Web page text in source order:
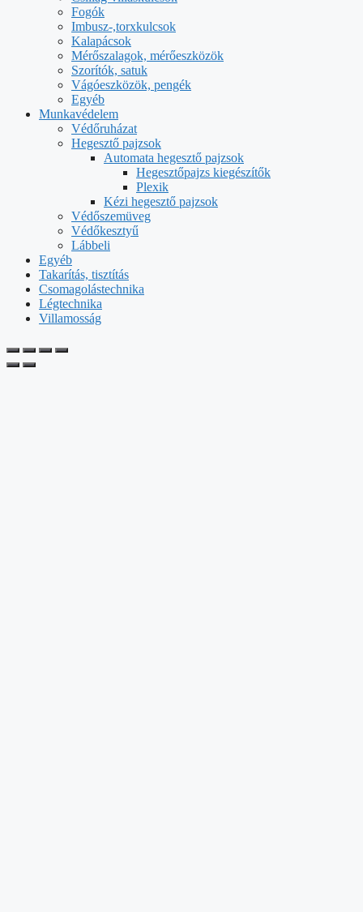
Fogók
Imbusz-,torxkulcsok
Kalapácsok
Mérőszalagok, mérőeszközök
Szorítók, satuk
Vágóeszközök, pengék
Egyéb
Munkavédelem
Védőruházat
Hegesztő pajzsok
Automata hegesztő pajzsok
Hegesztőpajzs kiegészítők
Plexik
Kézi hegesztő pajzsok
Védőszemüveg
Védőkesztyű
Lábbeli
Egyéb
Takarítás, tisztítás
Csomagolástechnika
Légtechnika
Villamosság